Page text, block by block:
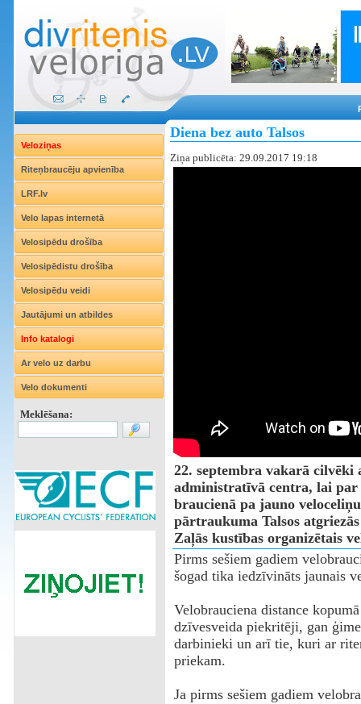
Veloziņas
Riteņbraucēju apvienība
LRF.lv
Velo lapas internetā
Velosipēdu drošība
Velosipēdistu drošība
Velosipēdu veidi
Jautājumi un atbildes
Info katalogi
Ar velo uz darbu
Velo dokumenti
Meklēšana:
Diena bez auto Talsos
Ziņa publicēta: 29.09.2017 19:18
22. septembra vakarā cilvēki
administratīvā centra, lai par
braucienā pa jauno
pārtraukuma Talsos
Zaļās kustības organizētais
Pirms sešiem gadiem
šogad tika iedzīvināts jaunais
Velobrauciena distance
dzīvesveida piekritēji, gan
darbinieki un arī tie, kuri ar
priekam.
‌Ja pirms sešiem gadiem